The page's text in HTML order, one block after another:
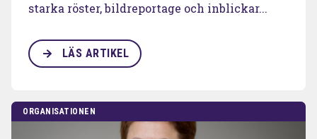
starka röster, bildreportage och inblickar...
LÄS ARTIKEL
ORGANISATIONEN